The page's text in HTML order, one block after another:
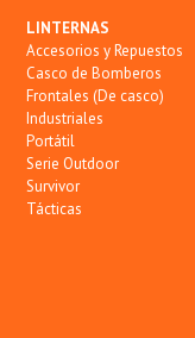
LINTERNAS
Accesorios y Repuestos
Casco de Bomberos
Frontales (De casco)
Industriales
Portátil
Serie Outdoor
Survivor
Tácticas